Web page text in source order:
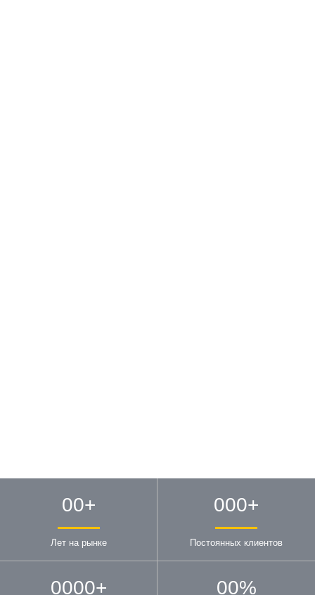
00+
Лет на рынке
000+
Постоянных клиентов
0000+ 00%